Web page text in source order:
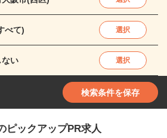
べて) 選択
ない 選択
検索条件を保存
ピックアップPR求人